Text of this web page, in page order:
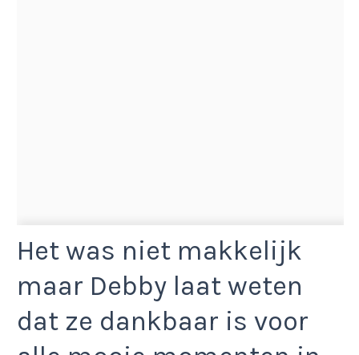
Het was niet makkelijk
maar Debby laat weten
dat ze dankbaar is voor